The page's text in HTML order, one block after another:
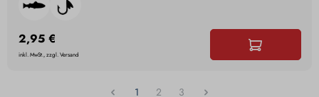
2,95 €
inkl. MwSt., zzgl. Versand
1 2 3